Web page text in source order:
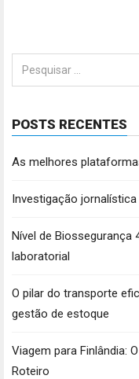
Pesquisar
por:
POSTS RECENTES
As melhores
Investigação
Nível de Biossegurança
laboratorial
O pilar do transporte
gestão de estoque
Viagem para Finlândia:
Roteiro